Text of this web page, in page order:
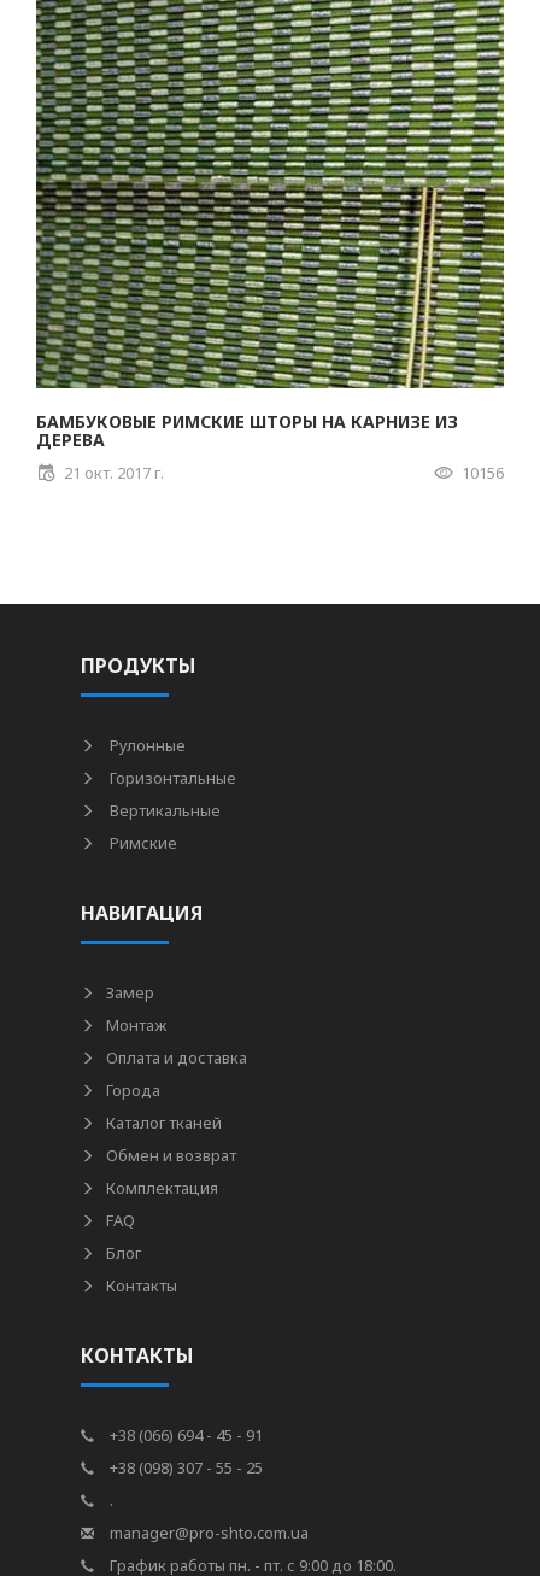
БАМБУКОВЫЕ РИМСКИЕ ШТОРЫ НА КАРНИЗЕ ИЗ
ДЕРЕВА
21 окт. 2017 г. 10156
ПРОДУКТЫ
Рулонные
Горизонтальные
Вертикальные
Римские
НАВИГАЦИЯ
Замер
Монтаж
Оплата и доставка
Города
Каталог тканей
Обмен и возврат
Комплектация
FAQ
Блог
Контакты
КОНТАКТЫ
+38 (066) 694 - 45 - 91
+38 (098) 307 - 55 - 25
.
manager@pro-shto.com.ua
График работы пн. - пт. с 9:00 до 18:00.